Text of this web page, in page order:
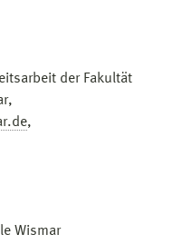
der Fakultät
,
Wismar